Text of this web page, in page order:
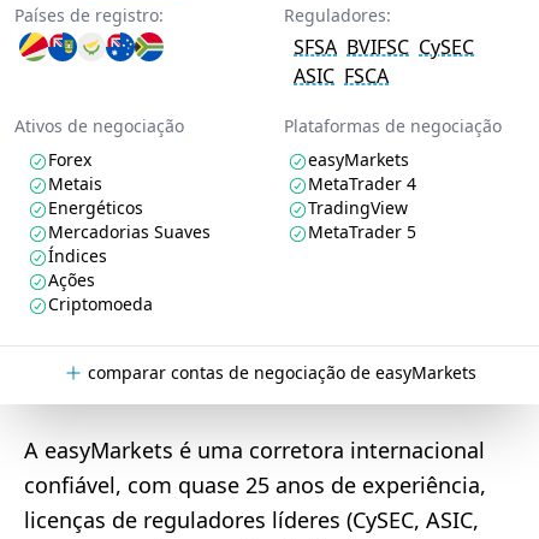
Países de registro: Reguladores:
SFSA BVIFSC CySEC
ASIC FSCA
Ativos de negociação
Forex
Metais
Energéticos
Mercadorias Suaves
Índices
Ações
Criptomoeda
Plataformas de negociação
easyMarkets
MetaTrader 4
TradingView
MetaTrader 5
comparar contas de negociação de easyMarkets
A easyMarkets é uma corretora internacional
confiável, com quase 25 anos de experiência,
licenças de reguladores líderes (CySEC, ASIC,